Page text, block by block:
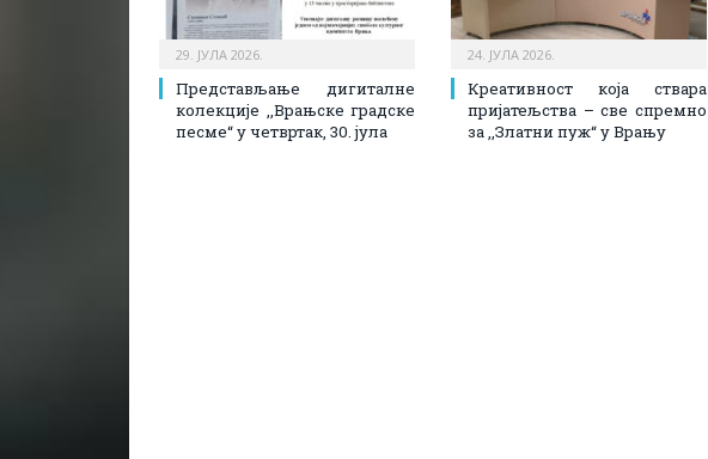
29. ЈУЛА 2026.
Представљање дигиталне
колекције ,,Врањске градске
песме“ у четвртак, 30. јула
24. ЈУЛА 2026.
Креативност која ствара
пријатељства – све спремно
за ,,Златни пуж“ у Врању